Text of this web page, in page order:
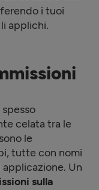
i tuoi
applichi.
celata tra le
le
tutte con nomi
Un
sulla